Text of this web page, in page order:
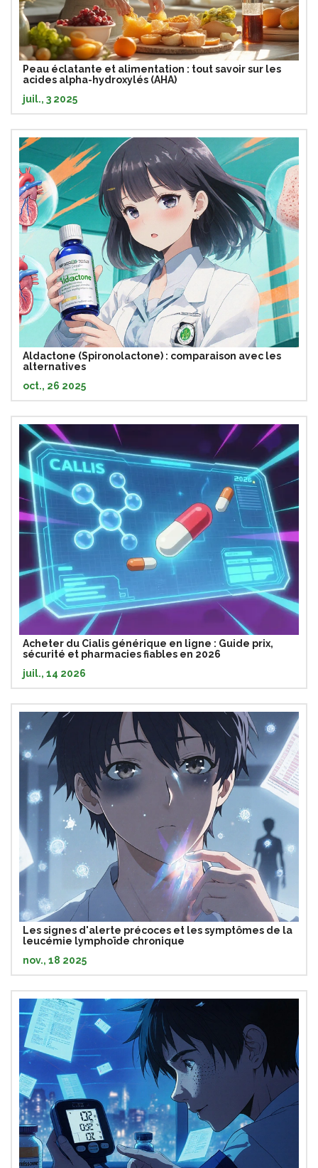
Peau éclatante et alimentation : tout savoir sur les
acides alpha-hydroxylés (AHA)
juil., 3 2025
Aldactone (Spironolactone) : comparaison avec les
alternatives
oct., 26 2025
Acheter du Cialis générique en ligne : Guide prix,
sécurité et pharmacies fiables en 2026
juil., 14 2026
Les signes d'alerte précoces et les symptômes de la
leucémie lymphoïde chronique
nov., 18 2025